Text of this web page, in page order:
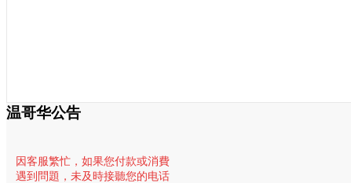
温哥华公告
因客服繁忙， 如果您付款或消費
遇到問題，未及時接聽您的电话